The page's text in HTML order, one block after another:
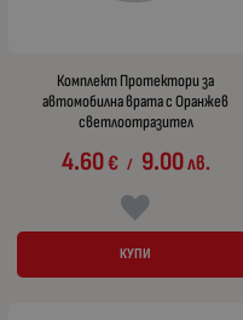
Комплект Протектори за
автомобилна врата с Оранжев
светлоотразител
4.60€ / 9.00лв.
КУПИ